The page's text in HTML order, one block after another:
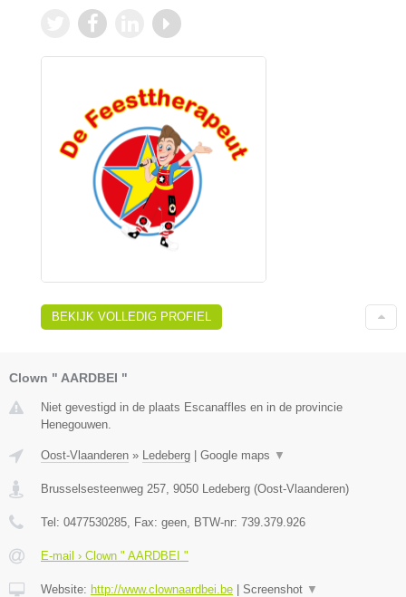
BEKIJK VOLLEDIG PROFIEL
Clown " AARDBEI "
Niet gevestigd in de plaats Escanaffles en in de provincie
Henegouwen.
Oost-Vlaanderen » Ledeberg | Google maps ▼
Brusselsesteenweg 257 9050 Ledeberg (Oost-Vlaanderen)
Tel: 0477530285 , Fax: geen , BTW-nr: 739.379.926
E-mail › Clown " AARDBEI "
Website: http://www.clownaardbei.be | Screenshot ▼